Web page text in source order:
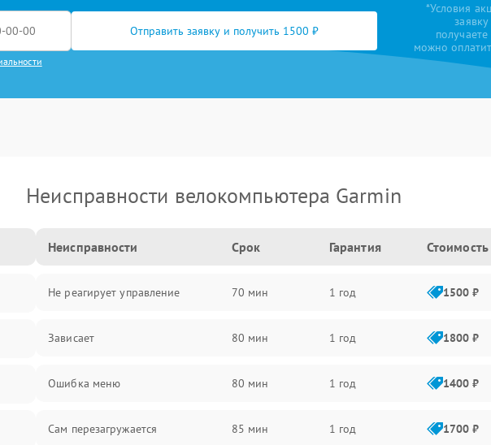
Отправить заявку и получить 1500 ₽
*Условия
можно
Неисправности велокомпьютера Garmin
Неисправности Срок Гарантия Стоимость
Не реагирует управление 70 мин 1 год 1500 ₽
Зависает 80 мин 1 год 1800 ₽
Ошибка меню 80 мин 1 год 1400 ₽
Сам перезагружается 85 мин 1 год 1700 ₽